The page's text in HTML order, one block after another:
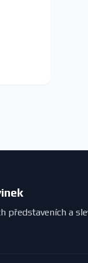
představeních a